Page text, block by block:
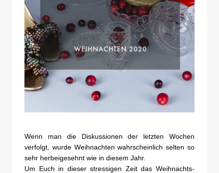
Wenn man die Diskussionen der letzten Wochen
verfolgt, wurde Weihnachten wahrscheinlich selten so
sehr herbeigesehnt wie in diesem Jahr.
Um Euch in dieser stressigen Zeit das Weihnachts-